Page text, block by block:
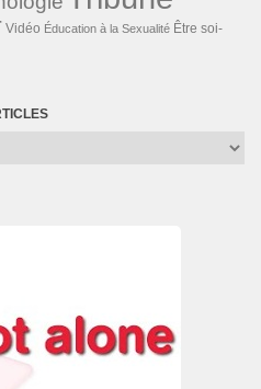
Vidéo Éducation à la Sexualité Être soi-